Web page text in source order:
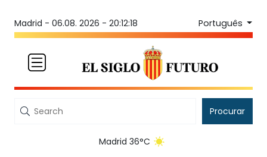
Madrid - 06.08. 2026 - 20:12:18 Português
Procurar
Madrid 36°C